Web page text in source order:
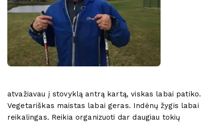
atvažiavau į stovyklą antrą kartą, viskas labai patiko.
Vegetariškas maistas labai geras. Indėnų žygis labai
reikalingas. Reikia organizuoti dar daugiau tokių